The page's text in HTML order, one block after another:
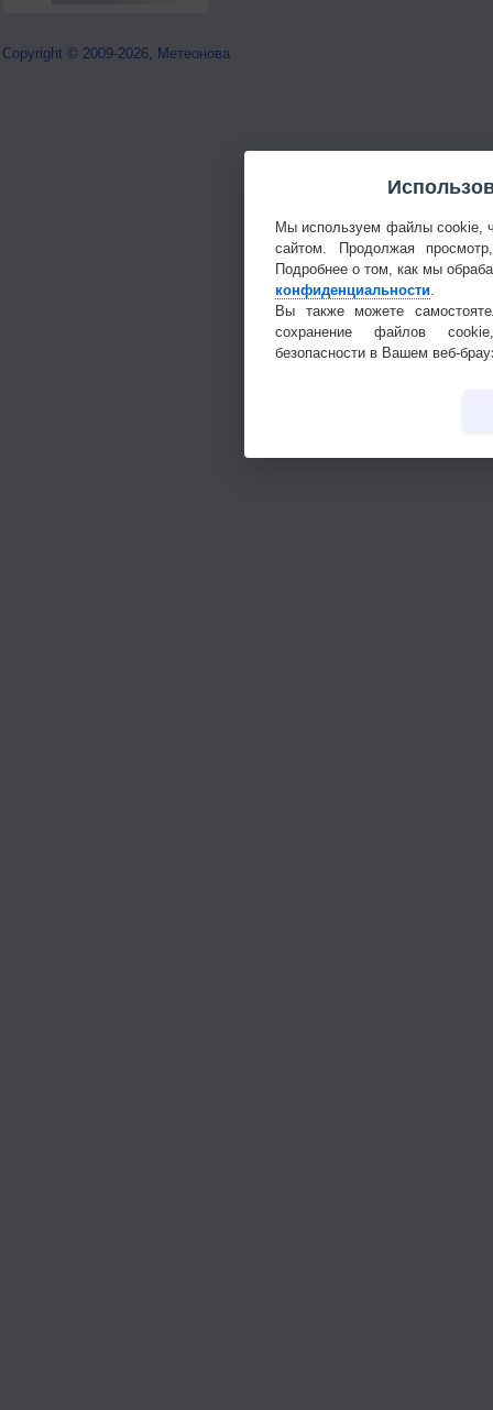
Copyright © 2009-2026, Метеонова
Мы используем файлы cookie,
сайтом. Продолжая
Подробнее о том, как мы
конфиденциальности
Вы также можете
сохранение файлов
безопасности в Вашем веб-